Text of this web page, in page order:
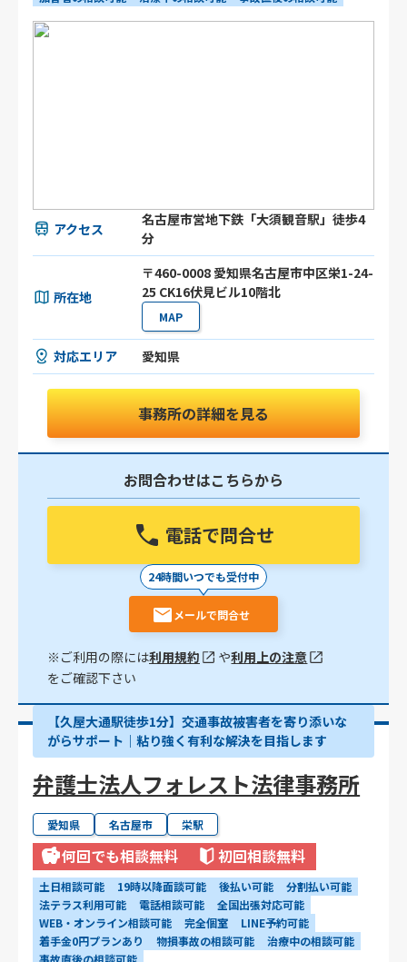
アクセス
名古屋市営地下鉄「大須観音駅」徒歩4
分
所在地
〒460-0008 愛知県名古屋市中区栄1-24-
25 CK16伏見ビル10階北
MAP
対応エリア 愛知県
事務所の詳細を見る
お問合わせはこちらから
電話で問合せ
24時間いつでも受付中
メールで問合せ
※ご利用の際には利用規約 や利用上の注意
をご確認下さい
【久屋大通駅徒歩1分】交通事故被害者を寄り添いな
がらサポート｜粘り強く有利な解決を目指します
弁護士法人フォレスト法律事務所
愛知県 名古屋市 栄駅
何回でも相談無料 初回相談無料
土日相談可能 19時以降面談可能 後払い可能
分割払い可能
法テラス利用可能
電話相談可能
全国出張対応可能
WEB・オンライン相談可能
完全個室
LINE予約可能
着手金0円プランあり
物損事故の相談可能
治療中の相談可能
事故直後の相談可能